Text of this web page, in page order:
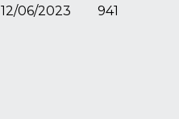
12/06/2023 941